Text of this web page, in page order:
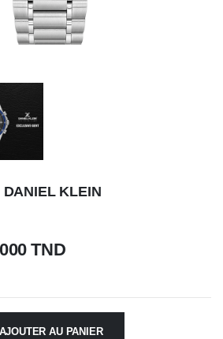
DANIEL KLEIN
TND
AJOUTER AU PANIER